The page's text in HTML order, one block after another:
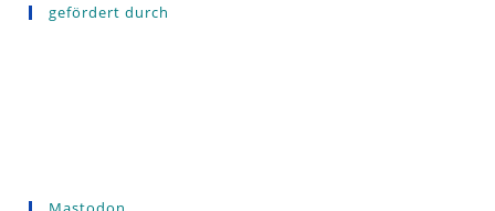
gefördert durch